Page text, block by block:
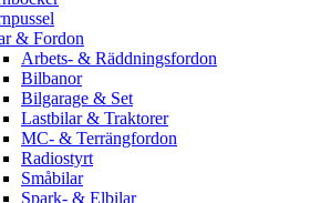
& Fordon
Arbets- & Räddningsfordon
Bilbanor
Bilgarage & Set
Lastbilar & Traktorer
MC- & Terrängfordon
Radiostyrt
Småbilar
Spark- & Elbilar